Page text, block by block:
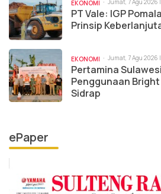
EKONOMI
PT Vale: IGP
Prinsip
EKONOMI Jumat, 7 Agu 2026 |
Pertamina
Penggunaan
Sidrap
ePaper